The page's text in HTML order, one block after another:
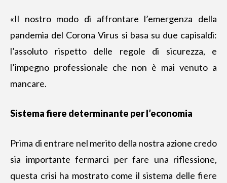
«Il nostro modo di affrontare l’emergenza della
pandemia del Corona Virus si basa su due capisaldi:
l’assoluto rispetto delle regole di sicurezza, e
l’impegno professionale che non è mai venuto a
mancare.
Sistema fiere determinante per l’economia
Prima di entrare nel merito della nostra azione credo
sia importante fermarci per fare una riflessione,
questa crisi ha mostrato come il sistema delle fiere